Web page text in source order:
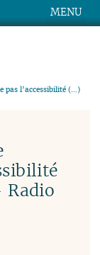
MENU
pas l’accessibilité (…)
Radio